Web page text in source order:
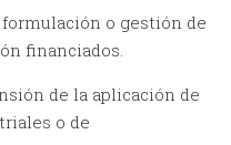
o gestión de
financiados.
de la aplicación de
o de